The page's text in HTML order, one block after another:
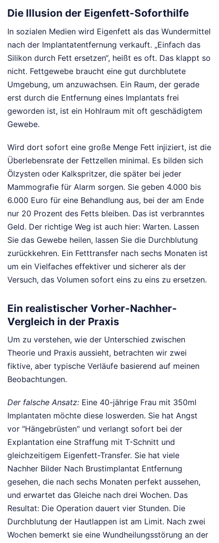
Die Illusion der Eigenfett-Soforthilfe
In sozialen Medien wird Eigenfett als das Wundermittel
nach der Implantatentfernung verkauft. „Einfach das
Silikon durch Fett ersetzen“, heißt es oft. Das klappt so
nicht. Fettgewebe braucht eine gut durchblutete
Umgebung, um anzuwachsen. Ein Raum, der gerade
erst durch die Entfernung eines Implantats frei
geworden ist, ist ein Hohlraum mit oft geschädigtem
Gewebe.
Wird dort sofort eine große Menge Fett injiziert, ist die
Überlebensrate der Fettzellen minimal. Es bilden sich
Ölzysten oder Kalkspritzer, die später bei jeder
Mammografie für Alarm sorgen. Sie geben 4.000 bis
6.000 Euro für eine Behandlung aus, bei der am Ende
nur 20 Prozent des Fetts bleiben. Das ist verbranntes
Geld. Der richtige Weg ist auch hier: Warten. Lassen
Sie das Gewebe heilen, lassen Sie die Durchblutung
zurückkehren. Ein Fetttransfer nach sechs Monaten ist
um ein Vielfaches effektiver und sicherer als der
Versuch, das Volumen sofort eins zu eins zu ersetzen.
Ein realistischer Vorher-Nachher-
Vergleich in der Praxis
Um zu verstehen, wie der Unterschied zwischen
Theorie und Praxis aussieht, betrachten wir zwei
fiktive, aber typische Verläufe basierend auf meinen
Beobachtungen.
Der falsche Ansatz: Eine 40-jährige Frau mit 350ml
Implantaten möchte diese loswerden. Sie hat Angst
vor "Hängebrüsten" und verlangt sofort bei der
Explantation eine Straffung mit T-Schnitt und
gleichzeitigem Eigenfett-Transfer. Sie hat viele
Nachher Bilder Nach Brustimplantat Entfernung
gesehen, die nach sechs Monaten perfekt aussehen,
und erwartet das Gleiche nach drei Wochen. Das
Resultat: Die Operation dauert vier Stunden. Die
Durchblutung der Hautlappen ist am Limit. Nach zwei
Wochen bemerkt sie eine Wundheilungsstörung an der